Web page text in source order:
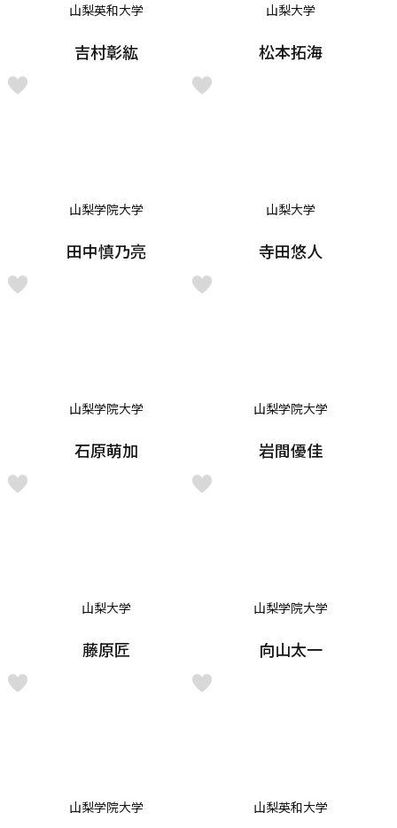
山梨英和大学
吉村彰紘
山梨大学
松本拓海
山梨学院大学
田中慎乃亮
山梨大学
寺田悠人
山梨学院大学
石原萌加
山梨学院大学
岩間優佳
山梨大学
藤原匠
山梨学院大学
向山太一
山梨学院大学 山梨英和大学